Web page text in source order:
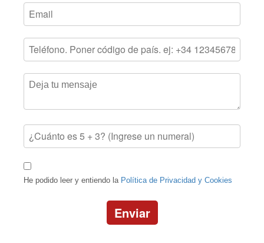
He podido leer y entiendo la Política de Privacidad y Cookies
Enviar